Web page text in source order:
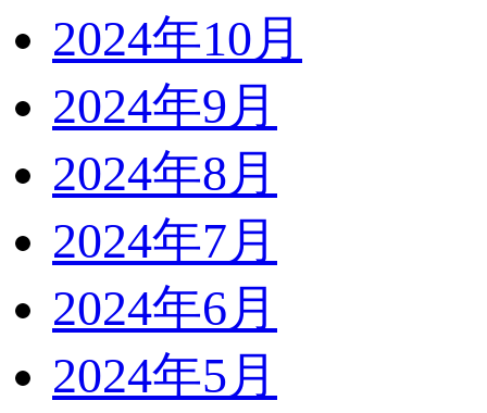
2024年10月
2024年9月
2024年8月
2024年7月
2024年6月
2024年5月